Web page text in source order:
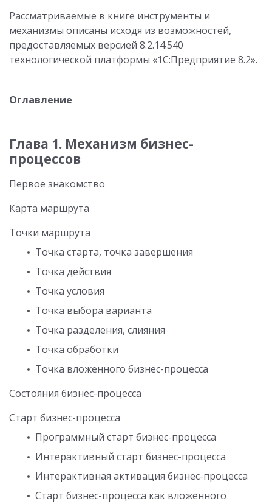
Рассматриваемые в книге инструменты и
механизмы описаны исходя из возможностей,
предоставляемых версией 8.2.14.540
технологической платформы «1С:Предприятие 8.2».
Оглавление
Глава 1. Механизм бизнес-
процессов
Первое знакомство
Карта маршрута
Точки маршрута
Точка старта, точка завершения
Точка действия
Точка условия
Точка выбора варианта
Точка разделения, слияния
Точка обработки
Точка вложенного бизнес-процесса
Состояния бизнес-процесса
Старт бизнес-процесса
Программный старт бизнес-процесса
Интерактивный старт бизнес-процесса
Интерактивная активация бизнес-процесса
Старт бизнес-процесса как вложенного